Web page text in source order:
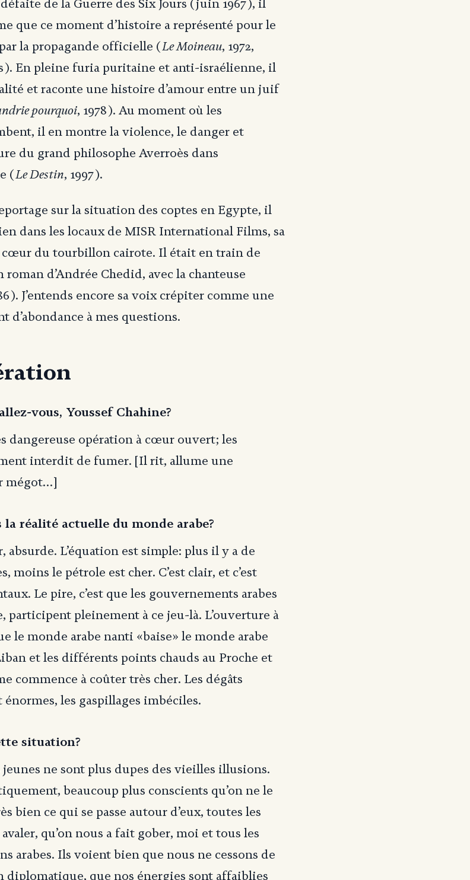
de la Guerre des Six Jours (juin 1967), il
que ce moment d’histoire a représenté pour le
la propagande officielle (Le Moineau, 1972,
En pleine furia puritaine et anti-israélienne, il
et raconte une histoire d’amour entre un juif
pourquoi, 1978). Au moment où les
il en montre la violence, le danger et
du grand philosophe Averroès dans
(Le Destin, 1997).
sur la situation des coptes en Egypte, il
dans les locaux de MISR International Films, sa
du tourbillon cairote. Il était en train de
d’Andrée Chedid, avec la chanteuse
J’entends encore sa voix crépiter comme une
d’abondance à mes questions.
vous, Youssef Chahine?
dangereuse opération à cœur ouvert; les
interdit de fumer. [Il rit, allume une
mégot…]
réalité actuelle du monde arabe?
absurde. L’équation est simple: plus il y a de
moins le pétrole est cher. C’est clair, et c’est
Le pire, c’est que les gouvernements arabes
participent pleinement à ce jeu-là. L’ouverture à
le monde arabe nanti «baise» le monde arabe
et les différents points chauds au Proche et
commence à coûter très cher. Les dégâts
les gaspillages imbéciles.
situation?
ne sont plus dupes des vieilles illusions.
beaucoup plus conscients qu’on ne le
bien ce qui se passe autour d’eux, toutes les
qu’on nous a fait gober, moi et tous les
arabes. Ils voient bien que nous ne cessons de
diplomatique, que nos énergies sont affaiblies